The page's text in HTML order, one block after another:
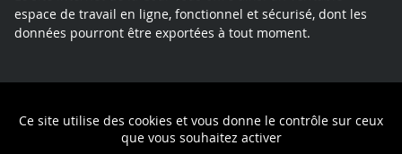
Ce site utilise des cookies et vous donne le contrôle sur ceux
que vous souhaitez activer
espace de travail en ligne, fonctionnel et sécurisé, dont les
données pourront être exportées à tout moment.
Politique de confidentialité